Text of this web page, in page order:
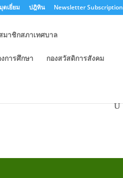
ดเยี่ยม ปฎิทิน Newsletter Subscription
มาชิกสภาเทศบาล
การศึกษา กองสวัสดิการสังคม